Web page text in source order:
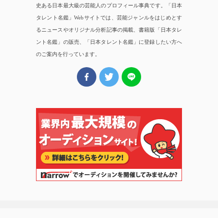
史ある日本最大級の芸能人のプロフィール事典です。「日本
タレント名鑑」Webサイトでは、芸能ジャンルをはじめとす
るニュースやオリジナル分析記事の掲載、書籍版「日本タレ
ント名鑑」の販売、「日本タレント名鑑」に登録したい方へ
のご案内を行っています。